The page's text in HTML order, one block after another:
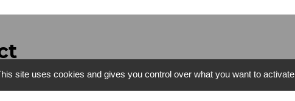
Saint-Jean-de-la-Porte
site uses cookies and gives you control over what you want to activate